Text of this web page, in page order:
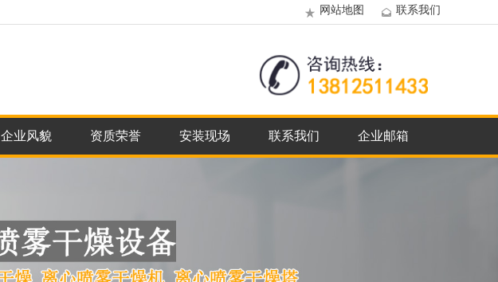
网站地图 联系我们
企业风貌 资质荣誉 安装现场 联系我们 企业邮箱